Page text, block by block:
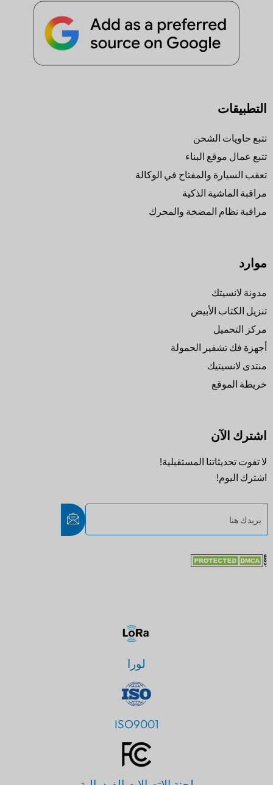
التطبيقات
تتبع حاويات الشحن
تتبع عمال موقع البناء
تعقب السيارة والمفتاح في الوكالة
مراقبة الماشية الذكية
مراقبة نظام المضخة والمحرك
موارد
مدونة لانسيتك
تنزيل الكتاب الأبيض
مركز التحميل
أجهزة فك تشفير الحمولة
منتدى لانسيتيك
خريطة الموقع
اشترك الآن
لا تفوت تحديثاتنا المستقبلية!
اشترك اليوم!
لورا
ISO9001